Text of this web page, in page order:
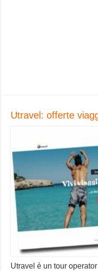
Utravel: offerte
Utravel è un tour